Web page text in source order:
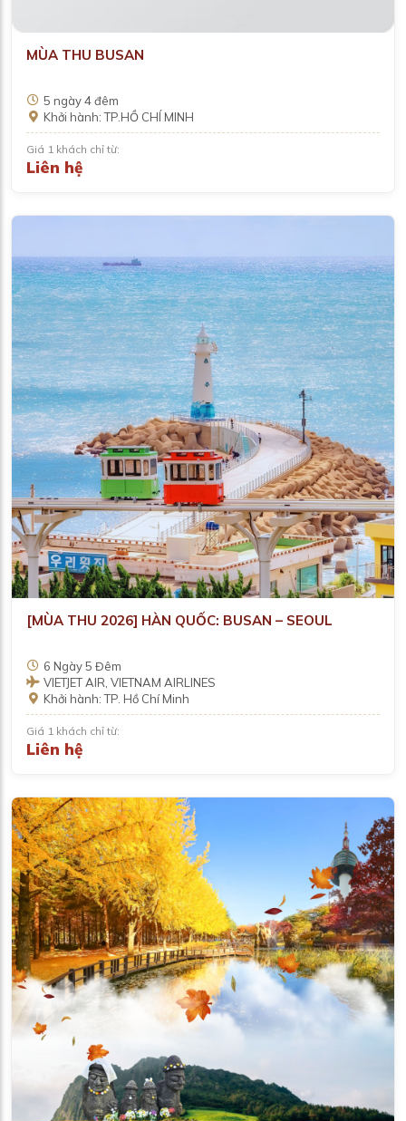
MÙA THU BUSAN
5 ngày 4 đêm
Khởi hành: TP.HỒ CHÍ MINH
Giá 1 khách chỉ từ:
Liên hệ
[MÙA THU 2026] HÀN QUỐC: BUSAN – SEOUL
6 Ngày 5 Đêm
VIETJET AIR, VIETNAM AIRLINES
Khởi hành: TP. Hồ Chí Minh
Giá 1 khách chỉ từ:
Liên hệ